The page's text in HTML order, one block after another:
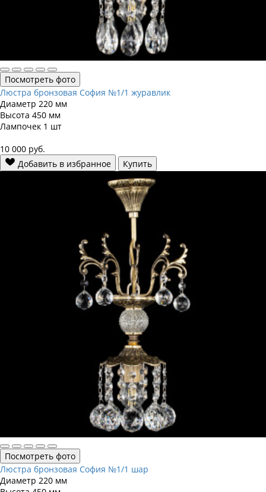
Посмотреть фото
Люстра бронзовая София №1/1 журавлик
Диаметр 220 мм
Высота 450 мм
Лампочек 1 шт
10 000 руб.
Добавить в избранное
Купить
Посмотреть фото
Люстра бронзовая София №1/1 шар
Диаметр 220 мм